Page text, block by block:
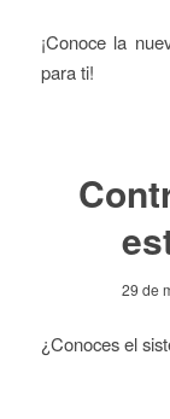
¡Conoce la
para ti!
29 de
¿Conoces el